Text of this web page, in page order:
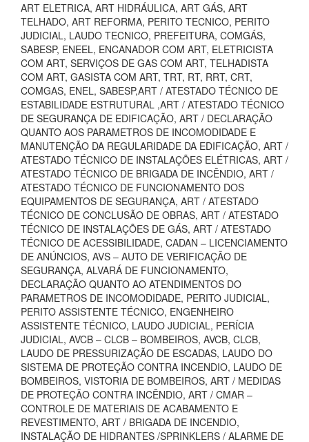
ART ELETRICA, ART HIDRÁULICA, ART GÁS, ART
TELHADO, ART REFORMA, PERITO TECNICO, PERITO
JUDICIAL, LAUDO TECNICO, PREFEITURA, COMGÁS,
SABESP, ENEEL, ENCANADOR COM ART, ELETRICISTA
COM ART, SERVIÇOS DE GAS COM ART, TELHADISTA
COM ART, GASISTA COM ART, TRT, RT, RRT, CRT,
COMGAS, ENEL, SABESP,ART / ATESTADO TÉCNICO DE
ESTABILIDADE ESTRUTURAL ,ART / ATESTADO TÉCNICO
DE SEGURANÇA DE EDIFICAÇÃO, ART / DECLARAÇÃO
QUANTO AOS PARAMETROS DE INCOMODIDADE E
MANUTENÇÃO DA REGULARIDADE DA EDIFICAÇÃO, ART /
ATESTADO TÉCNICO DE INSTALAÇÕES ELÉTRICAS, ART /
ATESTADO TÉCNICO DE BRIGADA DE INCÊNDIO, ART /
ATESTADO TÉCNICO DE FUNCIONAMENTO DOS
EQUIPAMENTOS DE SEGURANÇA, ART / ATESTADO
TÉCNICO DE CONCLUSÃO DE OBRAS, ART / ATESTADO
TÉCNICO DE INSTALAÇÕES DE GÁS, ART / ATESTADO
TÉCNICO DE ACESSIBILIDADE, CADAN – LICENCIAMENTO
DE ANÚNCIOS, AVS – AUTO DE VERIFICAÇÃO DE
SEGURANÇA, ALVARÁ DE FUNCIONAMENTO,
DECLARAÇÃO QUANTO AO ATENDIMENTOS DO
PARAMETROS DE INCOMODIDADE, PERITO JUDICIAL,
PERITO ASSISTENTE TÉCNICO, ENGENHEIRO
ASSISTENTE TÉCNICO, LAUDO JUDICIAL, PERÍCIA
JUDICIAL, AVCB – CLCB – BOMBEIROS, AVCB, CLCB,
LAUDO DE PRESSURIZAÇÃO DE ESCADAS, LAUDO DO
SISTEMA DE PROTEÇÃO CONTRA INCENDIO, LAUDO DE
BOMBEIROS, VISTORIA DE BOMBEIROS, ART / MEDIDAS
DE PROTEÇÃO CONTRA INCÊNDIO, ART / CMAR –
CONTROLE DE MATERIAIS DE ACABAMENTO E
REVESTIMENTO, ART / BRIGADA DE INCENDIO,
INSTALAÇÃO DE HIDRANTES /SPRINKLERS / ALARME DE